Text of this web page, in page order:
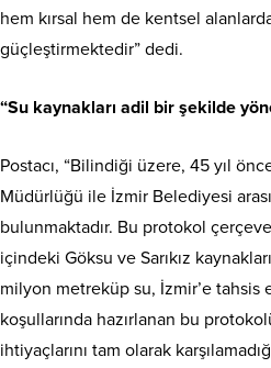
hem kırsal hem de kentsel
güçleştirmektedir” dedi.
“Su kaynakları adil bir şekilde
Postacı, “Bilindiği üzere, 45 yıl
Müdürlüğü ile İzmir Belediyesi
bulunmaktadır. Bu protokol
içindeki Göksu ve Sarıkız
milyon metreküp su, İzmir’e tahsis
koşullarında hazırlanan bu
ihtiyaçlarını tam olarak